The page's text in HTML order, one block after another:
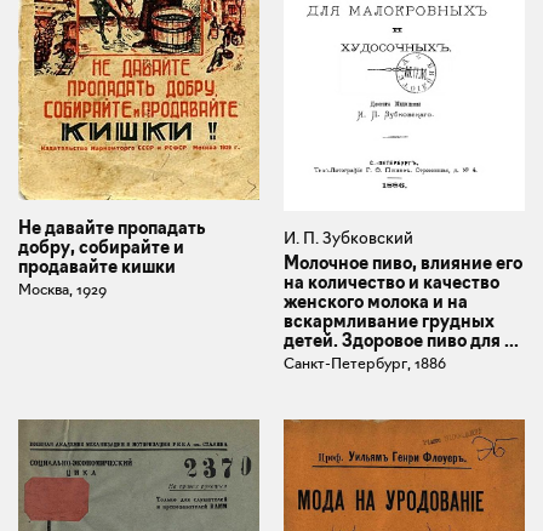
Не давайте пропадать
добру, собирайте и
продавайте кишки
Москва, 1929
И. П. Зубковский
Молочное пиво, влияние его
на количество и качество
женского молока и на
вскармливание грудных
детей. Здоровое пиво для ...
Санкт-Петербург, 1886